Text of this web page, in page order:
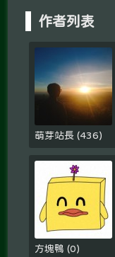
作者列表
萌芽站長(436)
方塊鴨(0)